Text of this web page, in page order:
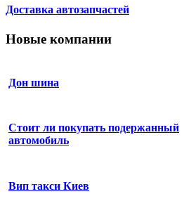
Доставка автозапчастей
Новые компании
Дон шина
Стоит ли покупать подержанный
автомобиль
Вип такси Киев